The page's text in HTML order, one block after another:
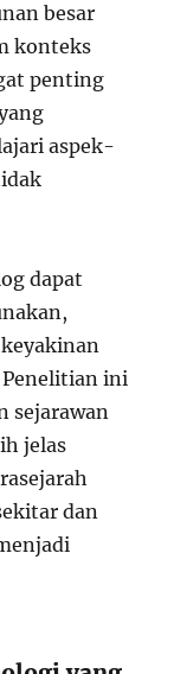
besar
konteks
penting
aspek-
dapat
Penelitian ini
sejarawan
jelas
dan